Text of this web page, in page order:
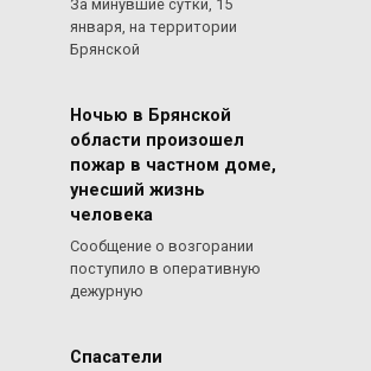
За минувшие сутки, 15
января, на территории
Брянской
Ночью в Брянской
области произошел
пожар в частном доме,
унесший жизнь
человека
Сообщение о возгорании
поступило в оперативную
дежурную
Спасатели